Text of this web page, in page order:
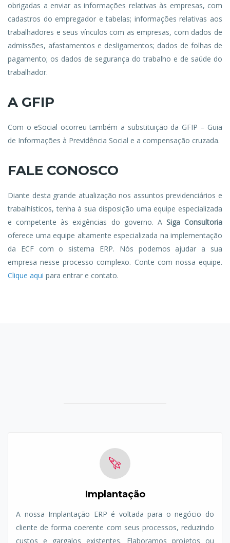
obrigadas a enviar as informações relativas às empresas, com
cadastros do empregador e tabelas; informações relativas aos
trabalhadores e seus vínculos com as empresas, com dados de
admissões, afastamentos e desligamentos; dados de folhas de
pagamento; os dados de segurança do trabalho e de saúde do
trabalhador.
A GFIP
Com o eSocial ocorreu também a substituição da GFIP – Guia
de Informações à Previdência Social e a compensação cruzada.
FALE CONOSCO
Diante desta grande atualização nos assuntos previdenciários e
trabalhísticos, tenha à sua disposição uma equipe especializada
e competente às exigências do governo. A Siga Consultoria
oferece uma equipe altamente especializada na implementação
da ECF com o sistema ERP. Nós podemos ajudar a sua
empresa nesse processo complexo. Conte com nossa equipe.
Clique aqui para entrar e contato.
Implantação
A nossa Implantação ERP é voltada para o negócio do
cliente de forma coerente com seus processos, reduzindo
custos e gargalos existentes. Elaboramos projetos ou